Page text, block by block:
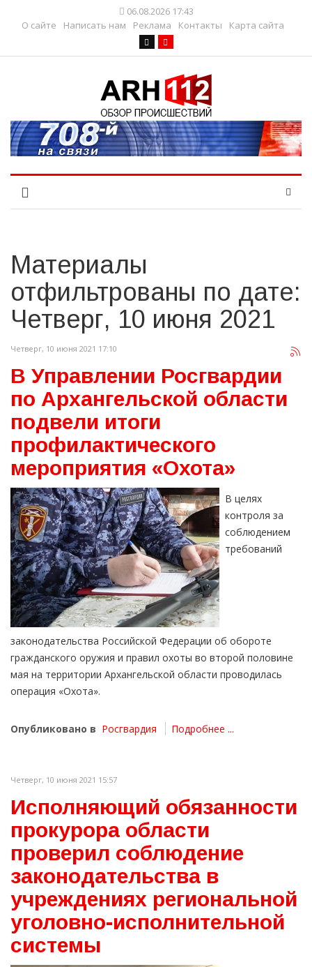
06.08.2026 17:43
О сайте
Написать нам Реклама Контакты Карта сайта
Материалы
отфильтрованы по дате:
Четверг, 10 июня 2021
Четверг, 10 июня 2021 17:10
В Управлении Росгвардии
по Архангельской области
подвели итоги
профилактического
мероприятия «Охота»
В целях
контроля за
соблюдением
требований
законодательства Российской Федерации об обороте
гражданского оружия и правил охоты во второй половине
мая на территории Архангельской области проводилась
операция «Охота».
Опубликовано в Росгвардия Подробнее ...
Четверг, 10 июня 2021 15:57
Исполняющий обязанности
прокурора области
проверил соблюдение
законодательства в
учреждениях региональной
уголовно-исполнительной
системы